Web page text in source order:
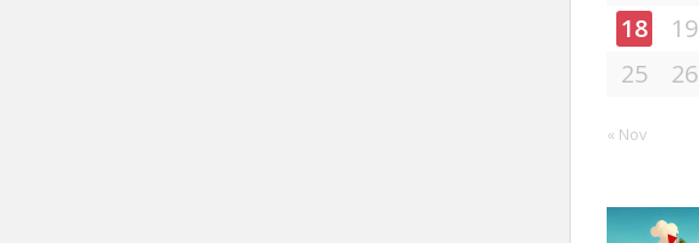
18
19
25
26
« Nov